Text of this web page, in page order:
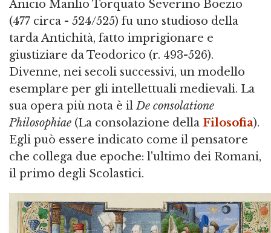
Anicio Manlio Torquato Severino Boezio
(477 circa - 524/525) fu uno studioso della
tarda Antichità, fatto imprigionare e
giustiziare da Teodorico (r. 493-526).
Divenne, nei secoli successivi, un modello
esemplare per gli intellettuali medievali. La
sua opera più nota è ilDe consolatione
Philosophiae (La consolazione della Filosofia).
Egli può essere indicato come il pensatore
che collega due epoche: l'ultimo dei Romani,
il primo degli Scolastici.